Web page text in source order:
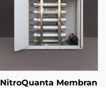
NitroQuanta Membran